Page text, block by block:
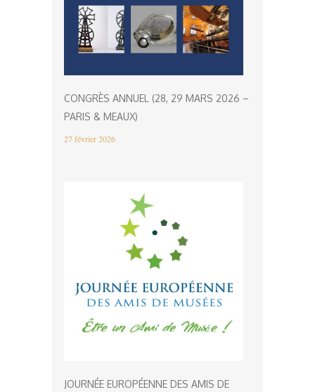
CONGRÈS ANNUEL (28, 29 MARS 2026 –
PARIS & MEAUX)
27 février 2026
JOURNÉE EUROPÉENNE DES AMIS DE